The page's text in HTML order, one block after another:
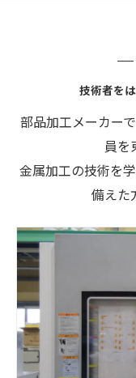
技術者を
部品加工メーカー
員を
金属加工の技術を
備えた